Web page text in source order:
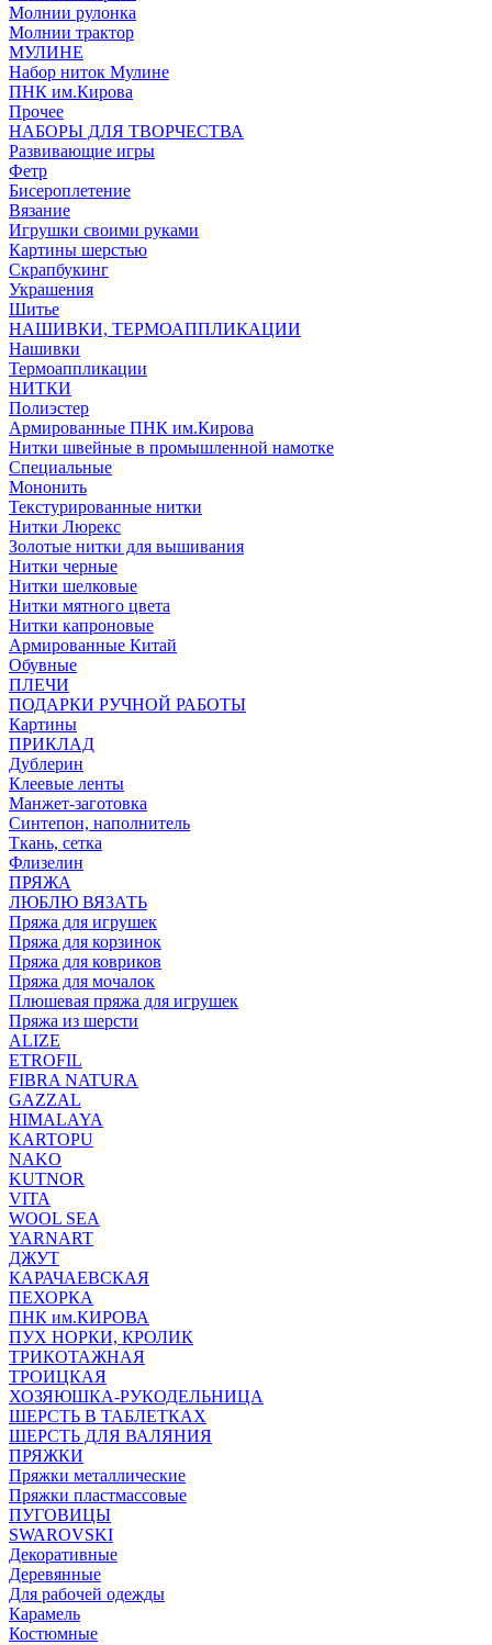
Молнии рулонка
Молнии трактор
МУЛИНЕ
Набор ниток Мулине
ПНК им.Кирова
Прочее
НАБОРЫ ДЛЯ ТВОРЧЕСТВА
Развивающие игры
Фетр
Бисероплетение
Вязание
Игрушки своими руками
Картины шерстью
Скрапбукинг
Украшения
Шитье
НАШИВКИ, ТЕРМОАППЛИКАЦИИ
Нашивки
Термоаппликации
НИТКИ
Полиэстер
Армированные ПНК им.Кирова
Нитки швейные в промышленной намотке
Специальные
Мононить
Текстурированные нитки
Нитки Люрекс
Золотые нитки для вышивания
Нитки черные
Нитки шелковые
Нитки мятного цвета
Нитки капроновые
Армированные Китай
Обувные
ПЛЕЧИ
ПОДАРКИ РУЧНОЙ РАБОТЫ
Картины
ПРИКЛАД
Дублерин
Клеевые ленты
Манжет-заготовка
Синтепон, наполнитель
Ткань, сетка
Флизелин
ПРЯЖА
ЛЮБЛЮ ВЯЗАТЬ
Пряжа для игрушек
Пряжа для корзинок
Пряжа для ковриков
Пряжа для мочалок
Плюшевая пряжа для игрушек
Пряжа из шерсти
ALIZE
ETROFIL
FIBRA NATURA
GAZZAL
HIMALAYA
KARTOPU
NAKO
KUTNOR
VITA
WOOL SEA
YARNART
ДЖУТ
КАРАЧАЕВСКАЯ
ПЕХОРКА
ПНК им.КИРОВА
ПУХ НОРКИ, КРОЛИК
ТРИКОТАЖНАЯ
ТРОИЦКАЯ
ХОЗЯЮШКА-РУКОДЕЛЬНИЦА
ШЕРСТЬ В ТАБЛЕТКАХ
ШЕРСТЬ ДЛЯ ВАЛЯНИЯ
ПРЯЖКИ
Пряжки металлические
Пряжки пластмассовые
ПУГОВИЦЫ
SWAROVSKI
Декоративные
Деревянные
Для рабочей одежды
Карамель
Костюмные